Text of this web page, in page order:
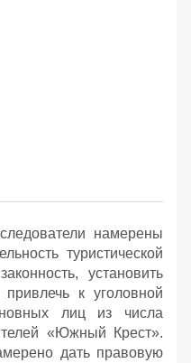
намерены
туристической
установить
к уголовной
лиц из числа
«Южный Крест».
дать правовую